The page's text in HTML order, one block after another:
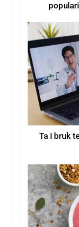
Ta i bruk